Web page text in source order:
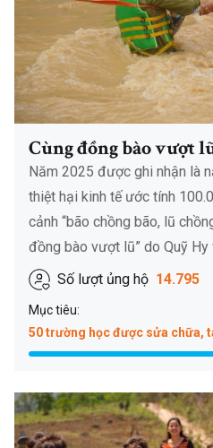
Cùng đồng bào vượt
Năm 2025 được ghi nhận là
thiệt hại kinh tế ước tính
cảnh “bão chồng bão, lũ
đồng bào vượt lũ” do Quỹ
Số lượt ủng hộ 14.795
Mục tiêu:
50 trường học được sửa chữa,